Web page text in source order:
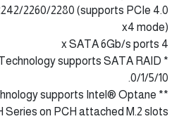
2260/2280 (supports PCIe 4.0
x4 mode)
4 x SATA 6Gb/s ports
supports SATA RAID
0/1/5/10.
supports Intel® Optane
Series on PCH attached M.2 slots.